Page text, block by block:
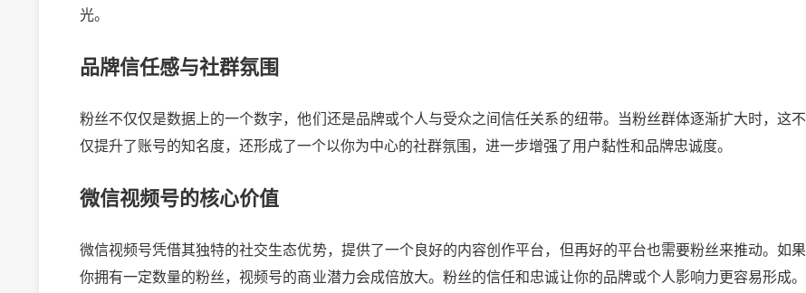
光。
品牌信任感与社群氛围
粉丝不仅仅是数据上的一个数字，他们还是品牌或个人与受众之间信任关系的纽带。当粉丝群体逐渐扩大时，这不
仅提升了账号的知名度，还形成了一个以你为中心的社群氛围，进一步增强了用户黏性和品牌忠诚度。
微信视频号的核心价值
微信视频号凭借其独特的社交生态优势，提供了一个良好的内容创作平台，但再好的平台也需要粉丝来推动。如果
你拥有一定数量的粉丝，视频号的商业潜力会成倍放大。粉丝的信任和忠诚让你的品牌或个人影响力更容易形成。